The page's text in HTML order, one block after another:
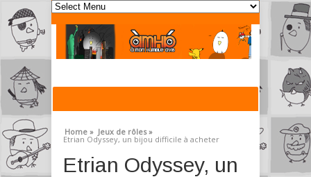
Home » Jeux de rôles »
Etrian Odyssey, un bijou difficile à acheter
Etrian Odyssey, un